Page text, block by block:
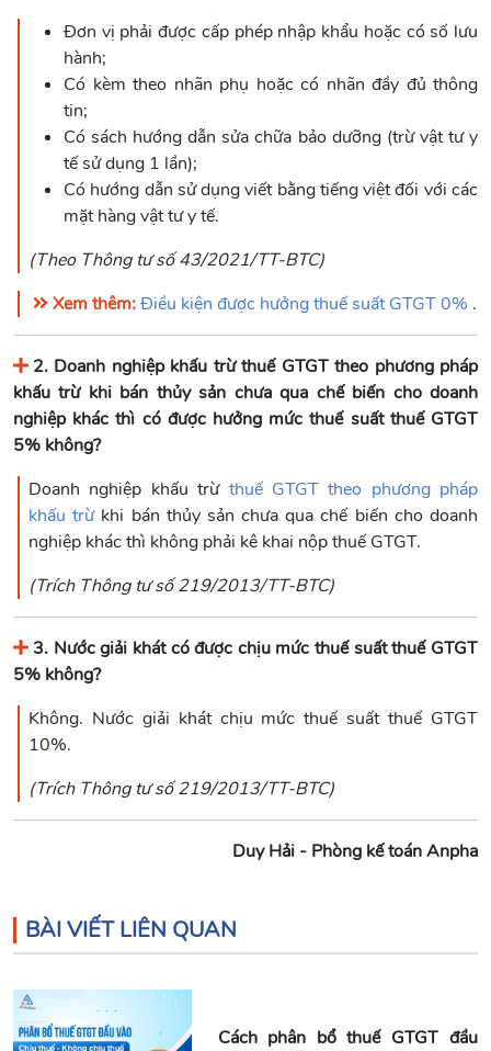
Đơn vị phải được cấp phép nhập khẩu hoặc có số lưu
hành;
Có kèm theo nhãn phụ hoặc có nhãn đầy đủ thông
tin;
Có sách hướng dẫn sửa chữa bảo dưỡng (trừ vật tư y
tế sử dụng 1 lần);
Có hướng dẫn sử dụng viết bằng tiếng việt đối với các
mặt hàng vật tư y tế.
(Theo Thông tư số 43/2021/TT-BTC)
Xem thêm:Điều kiện được hưởng thuế suất GTGT 0% .
2. Doanh nghiệp khấu trừ thuế GTGT theo phương pháp
khấu trừ khi bán thủy sản chưa qua chế biến cho doanh
nghiệp khác thì có được hưởng mức thuế suất thuế GTGT
5% không?
Doanh nghiệp khấu trừ thuế GTGT theo phương pháp
khấu trừkhi bán thủy sản chưa qua chế biến cho doanh
nghiệp khác thì không phải kê khai nộp thuế GTGT.
(Trích Thông tư số 219/2013/TT-BTC)
3. Nước giải khát có được chịu mức thuế suất thuế GTGT
5% không?
Không. Nước giải khát chịu mức thuế suất thuế GTGT
10%.
(Trích Thông tư số 219/2013/TT-BTC)
Duy Hải - Phòng kế toán Anpha
BÀI VIẾT LIÊN QUAN
Cách phân bổ thuế GTGT đầu